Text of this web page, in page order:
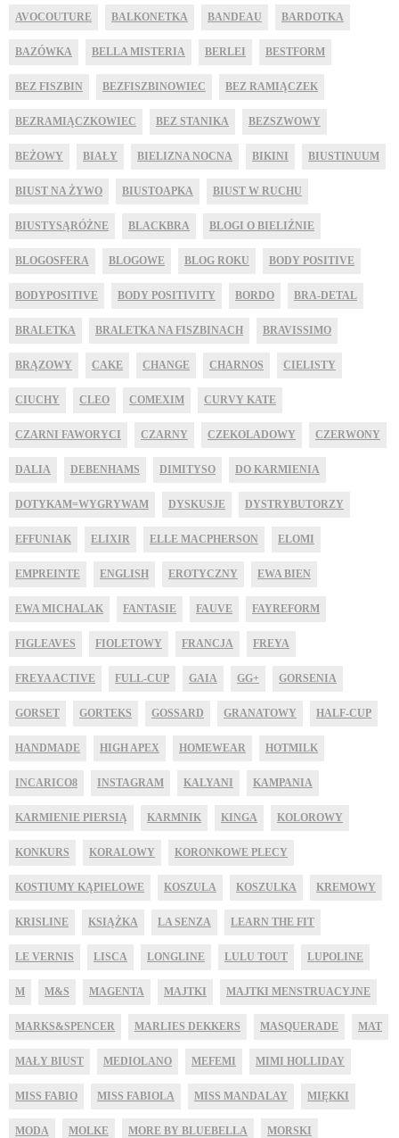
AVOCOUTURE BALKONETKA BANDEAU BARDOTKA
BAZÓWKA BELLA MISTERIA BERLEI BESTFORM
BEZ FISZBIN BEZFISZBINOWIEC BEZ RAMIĄCZEK
BEZRAMIĄCZKOWIEC BEZ STANIKA BEZSZWOWY
BEŻOWY BIAŁY BIELIZNA NOCNA BIKINI BIUSTINUUM
BIUST NA ŻYWO BIUSTOAPKA BIUST W RUCHU
BIUSTYSĄRÓŻNE BLACKBRA BLOGI O BIELIŹNIE
BLOGOSFERA BLOGOWE BLOG ROKU BODY POSITIVE
BODYPOSITIVE BODY POSITIVITY BORDO BRA-DETAL
BRALETKA BRALETKA NA FISZBINACH BRAVISSIMO
BRĄZOWY CAKE CHANGE CHARNOS CIELISTY
CIUCHY CLEO COMEXIM CURVY KATE
CZARNI FAWORYCI CZARNY CZEKOLADOWY CZERWONY
DALIA DEBENHAMS DIMITYSO DO KARMIENIA
DOTYKAM=WYGRYWAM DYSKUSJE DYSTRYBUTORZY
EFFUNIAK ELIXIR ELLE MACPHERSON ELOMI
EMPREINTE ENGLISH EROTYCZNY EWA BIEN
EWA MICHALAK FANTASIE FAUVE FAYREFORM
FIGLEAVES FIOLETOWY FRANCJA FREYA
FREYA ACTIVE FULL-CUP GAIA GG+ GORSENIA
GORSET GORTEKS GOSSARD GRANATOWY HALF-CUP
HANDMADE HIGH APEX HOMEWEAR HOTMILK
INCARICO8 INSTAGRAM KALYANI KAMPANIA
KARMIENIE PIERSIĄ KARMNIK KINGA KOLOROWY
KONKURS KORALOWY KORONKOWE PLECY
KOSTIUMY KĄPIELOWE KOSZULA KOSZULKA KREMOWY
KRISLINE KSIĄŻKA LA SENZA LEARN THE FIT
LE VERNIS LISCA LONGLINE LULU TOUT LUPOLINE
M M&S MAGENTA MAJTKI MAJTKI MENSTRUACYJNE
MARKS&SPENCER MARLIES DEKKERS MASQUERADE MAT
MAŁY BIUST MEDIOLANO MEFEMI MIMI HOLLIDAY
MISS FABIO MISS FABIOLA MISS MANDALAY MIĘKKI
MODA MOLKE MORE BY BLUEBELLA MORSKI